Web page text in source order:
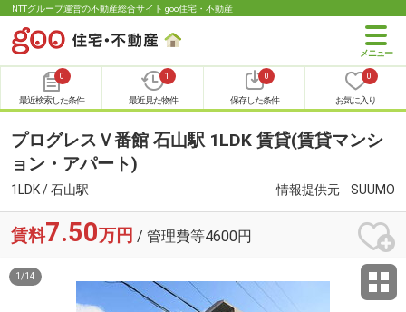
NTTグループ運営の不動産総合サイト goo住宅・不動産
0
最近検索した条件
1
最近見た物件
0
保存した条件
0
お気に入り
プログレスＶ番館 石山駅 1LDK 賃貸(賃貸マンシ
ョン・アパート)
1LDK / 石山駅 情報提供元 SUUMO
賃料7.50万円 / 管理費等4600円
1 /14